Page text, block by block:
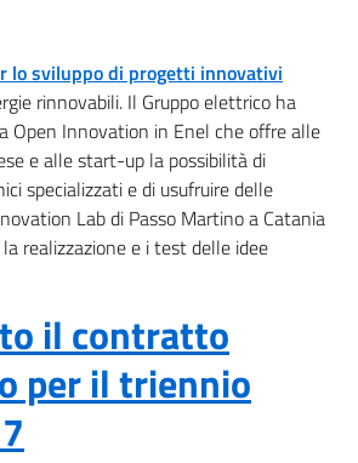
lo sviluppo di progetti innovativi
rinnovabili. Il Gruppo elettrico ha
Open Innovation in Enel che offre alle
e alle start-up la possibilità di
specializzati e di usufruire delle
Lab di Passo Martino a Catania
realizzazione e i test delle idee
il contratto
per il triennio